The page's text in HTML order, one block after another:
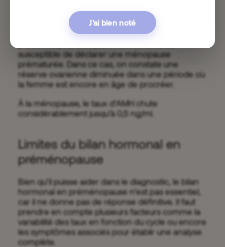
diagnostiquer l’arrivée de la ménopause.
La mesure du dosage d’AMH est également
susceptible de déclarer une ménopause
prématurée. Dans ce cas, on constate une
réserve ovarienne diminuée dans une période où
la femme est encore en âge de procréer.
À la ménopause, le taux d’AMH chute
considérablement jusqu’à 0,5 ng/ml.
Limites du bilan hormonal en
préménopause
Bien qu’il puisse aider dans le diagnostic, le bilan
hormonal en préménopause n’est pas essentiel,
car il ne donne pas de réponse définitive. Il faut
prendre en compte plusieurs facteurs comme la
variabilité des taux en fonction du cycle ou encore
les symptômes associés pour établir une analyse
complète.
J'ai bien noté